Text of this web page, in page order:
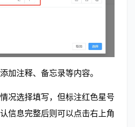
加注释、备忘录等内容。
况选择填写，但标注红色星号
信息完整后则可以点击右上角